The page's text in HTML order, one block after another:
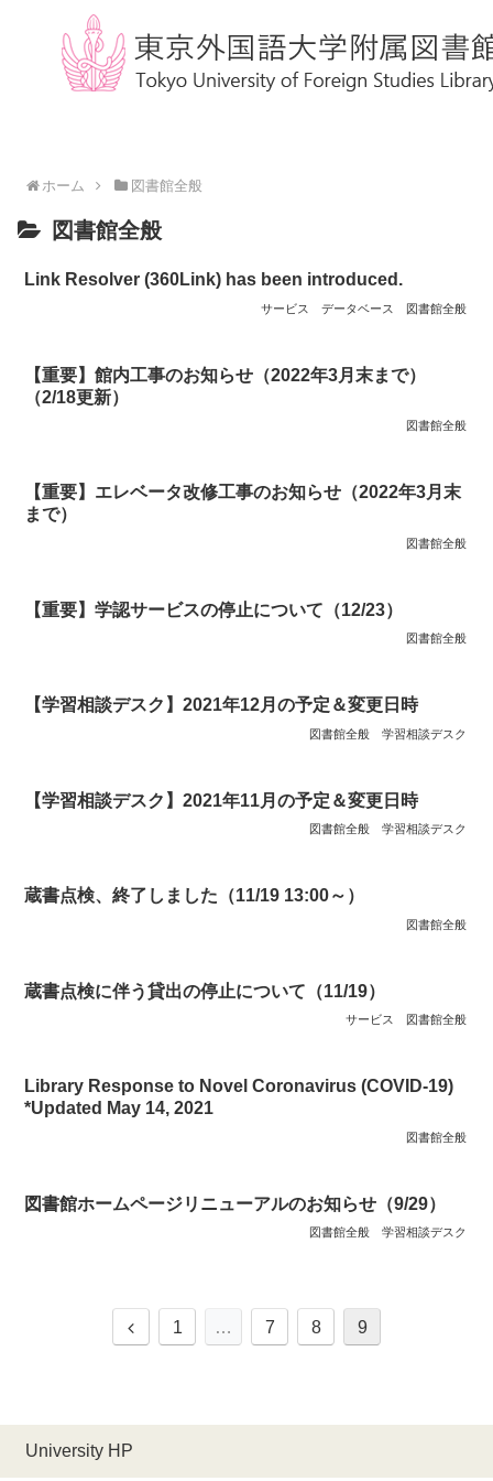
ホーム 図書館全般
図書館全般
Link Resolver (360Link) has been introduced.
サービス データベース 図書館全般
【重要】館内工事のお知らせ（2022年3月末まで）
（2/18更新）
図書館全般
【重要】エレベータ改修工事のお知らせ（2022年3月末
まで）
図書館全般
【重要】学認サービスの停止について（12/23）
図書館全般
【学習相談デスク】2021年12月の予定＆変更日時
図書館全般 学習相談デスク
【学習相談デスク】2021年11月の予定＆変更日時
図書館全般 学習相談デスク
蔵書点検、終了しました（11/19 13:00～）
図書館全般
蔵書点検に伴う貸出の停止について（11/19）
サービス 図書館全般
Library Response to Novel Coronavirus (COVID-19)
*Updated May 14, 2021
図書館全般
図書館ホームページリニューアルのお知らせ（9/29）
図書館全般 学習相談デスク
前
1 … 7 8 9
University HP